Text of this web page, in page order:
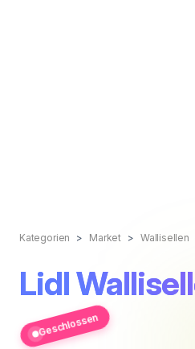
Kategorien Market Wallisellen
Lidl
Geschlossen